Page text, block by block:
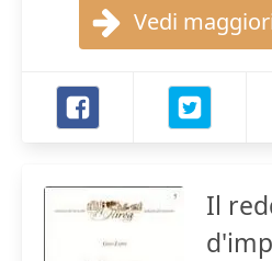
Vedi
Il